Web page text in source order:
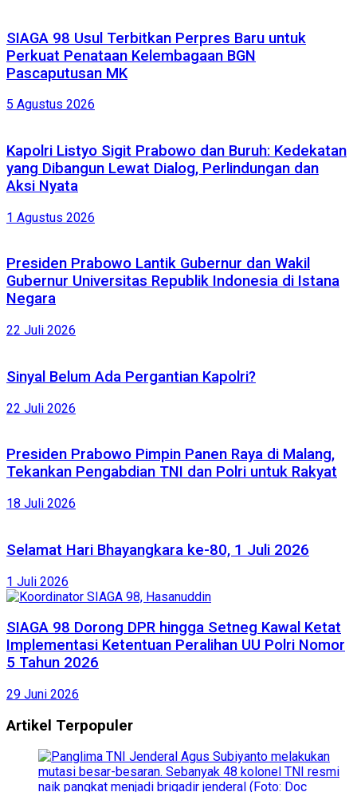
SIAGA 98 Usul Terbitkan Perpres Baru untuk
Perkuat Penataan Kelembagaan BGN
Pascaputusan MK
5 Agustus 2026
Kapolri Listyo Sigit Prabowo dan Buruh: Kedekatan
yang Dibangun Lewat Dialog, Perlindungan dan
Aksi Nyata
1 Agustus 2026
Presiden Prabowo Lantik Gubernur dan Wakil
Gubernur Universitas Republik Indonesia di Istana
Negara
22 Juli 2026
Sinyal Belum Ada Pergantian Kapolri?
22 Juli 2026
Presiden Prabowo Pimpin Panen Raya di Malang,
Tekankan Pengabdian TNI dan Polri untuk Rakyat
18 Juli 2026
Selamat Hari Bhayangkara ke-80, 1 Juli 2026
1 Juli 2026
SIAGA 98 Dorong DPR hingga Setneg Kawal Ketat
Implementasi Ketentuan Peralihan UU Polri Nomor
5 Tahun 2026
29 Juni 2026
Artikel Terpopuler